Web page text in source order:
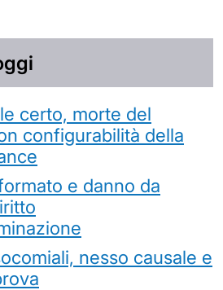
certo, morte del
configurabilità della
e danno da
nesso causale e